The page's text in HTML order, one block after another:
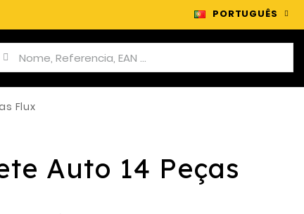
PORTUGUÊS
Flux
Auto 14 Peças